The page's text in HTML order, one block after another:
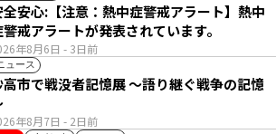
年8月6日 - 3日前
全安心:【注意：熱中症警戒アラート】熱中
戒アラートが発表されています。
ュース
年8月7日 - 2日前
高市で戦没者記憶展 ～語り継ぐ戦争の記憶